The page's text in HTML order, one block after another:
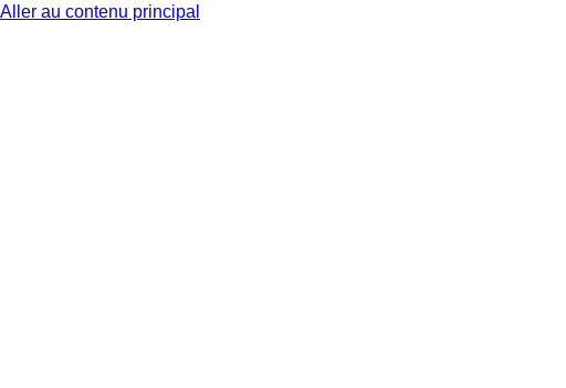
Aller au contenu principal